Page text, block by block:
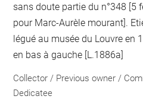
sans doute partie du n°348 [5
pour Marc-Aurèle mourant].
légué au musée du Louvre en
en bas à gauche [L.1886a]
Collector / Previous owner /
Dedicatee